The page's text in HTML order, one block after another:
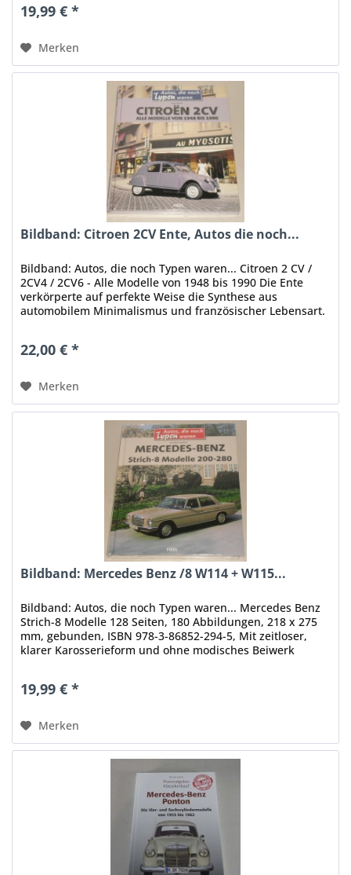
19,99 € *
Merken
Bildband: Citroen 2CV Ente, Autos die noch...
Bildband: Autos, die noch Typen waren... Citroen 2 CV /
2CV4 / 2CV6 - Alle Modelle von 1948 bis 1990 Die Ente
verkörperte auf perfekte Weise die Synthese aus
automobilem Minimalismus und französischer Lebensart.
22,00 € *
Merken
Bildband: Mercedes Benz /8 W114 + W115...
Bildband: Autos, die noch Typen waren... Mercedes Benz
Strich-8 Modelle 128 Seiten, 180 Abbildungen, 218 x 275
mm, gebunden, ISBN 978-3-86852-294-5, Mit zeitloser,
klarer Karosserieform und ohne modisches ­Beiwerk
19,99 € *
Merken